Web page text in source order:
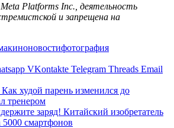
Platforms Inc., деятельность
и запрещена на
киноновостифотография
VKontakte Telegram Threads Email
Как худой парень изменился до
тренером
заряд! Китайский изобретатель
5000 смартфонов